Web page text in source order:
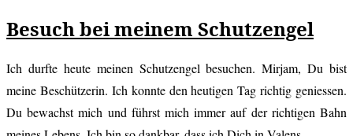
Besuch bei meinem Schutzengel
Ich durfte heute meinen Schutzengel besuchen. Mirjam, Du bist
meine Beschützerin. Ich konnte den heutigen Tag richtig geniessen.
Du bewachst mich und führst mich immer auf der richtigen Bahn